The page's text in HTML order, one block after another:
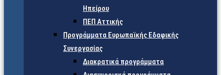
Ηπείρου
ΠΕΠ Αττικής
Προγράμματα Ευρωπαϊκής Εδαφικής
Συνεργασίας
Διακρατικά προγράμματα